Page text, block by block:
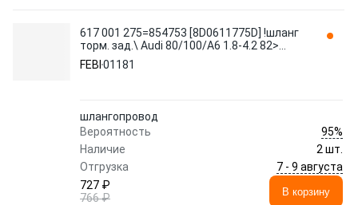
617 001 275=854753 [8D0611775D] !шланг
торм. зад.\ Audi 80/100/A6 1.8-4.2 82>
L=215 01181 FEBI
FEBI 01181
шлангопровод
Вероятность
95%
Наличие
2 шт.
Отгрузка
7 - 9 августа
727 ₽
766 ₽
В корзину